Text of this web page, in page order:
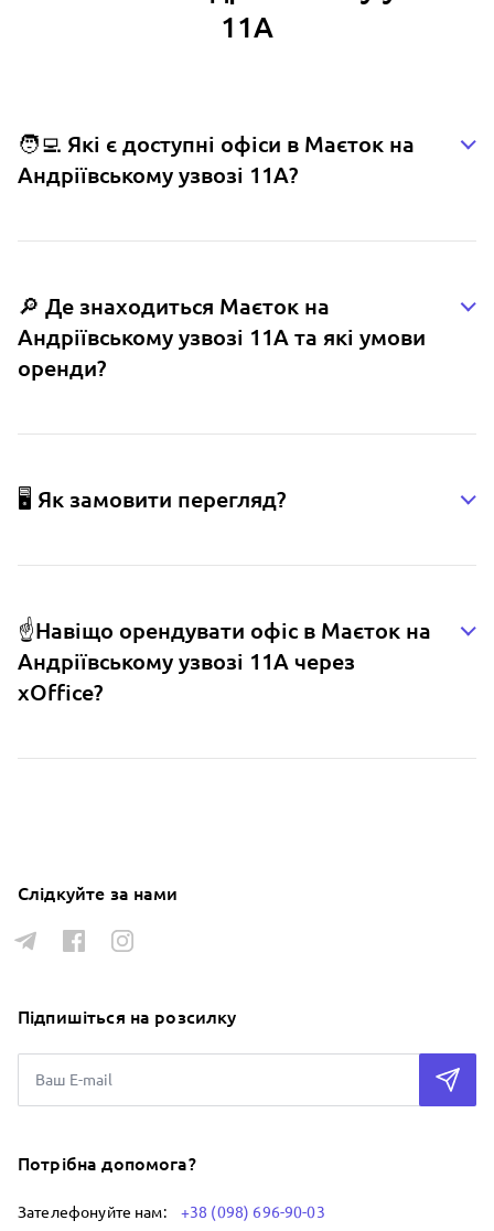
11А
🧑‍💻 Які є доступні офіси в Маєток на
Андріївському узвозі 11А?
🔎 Де знаходиться Маєток на
Андріївському узвозі 11А та які умови
оренди?
🖥️ Як замовити перегляд?
☝️Навіщо орендувати офіс в Маєток на
Андріївському узвозі 11А через
xOffice?
Слідкуйте за нами
Підпишіться на розсилку
Потрібна допомога?
Зателефонуйте нам: +38 (098) 696-90-03